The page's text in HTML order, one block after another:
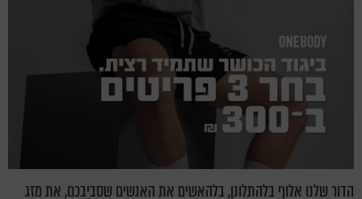
הדור שלנו אלוף בלהתלונן, בלהאשים את האנשים שסביבכם, את מזג